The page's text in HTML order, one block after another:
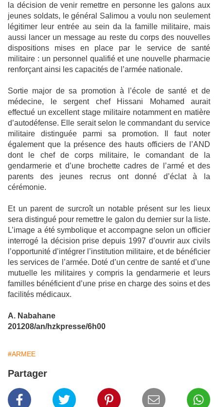
la décision de venir remettre en personne les galons aux
jeunes soldats, le général Salimou a voulu non seulement
légitimer leur entrée au sein da la famille militaire, mais
aussi lancer un message au reste du corps des nouvelles
dispositions mises en place par le service de santé
militaire : un personnel qualifié et une nouvelle pharmacie
renforçant ainsi les capacités de l’armée nationale.
Sortie major de sa promotion à l’école de santé et de
médecine, le sergent chef Hissani Mohamed aurait
effectué un excellent stage militaire notamment en matière
d’autodéfense. Elle serait selon le commandant du service
militaire distinguée parmi sa promotion. Il faut noter
également que la présence des hauts officiers de l’AND
dont le chef de corps militaire, le comandant de la
gendarmerie et d’une brochette cadres de l’armé et des
parents des jeunes recrus ont donné d’éclat à la
cérémonie.
Et un parent de surcroît un notable présent sur les lieux
sera distingué pour remettre le galon du dernier sur la liste.
L’image a été symbolique et accompagne selon un officier
interrogé la décision prise depuis 1997 d’ouvrir aux civils
l’opportunité d’intégrer l’institution militaire, et de bénéficier
les services de l’armée. Doté d’un centre de santé et d’une
mutuelle les militaires y compris la gendarmerie et leurs
familles bénéficient d’une prise en charge des soins et des
facilités médicaux.
A. Nabahane
201208/an/hzkpresse/6h00
#ARMEE
Partager